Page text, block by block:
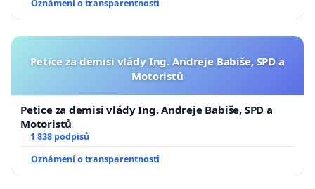
Oznámení o transparentnosti
Petice za demisi vlády Ing. Andreje Babiše, SPD a
Motoristů
Petice za demisi vlády Ing. Andreje Babiše, SPD a
Motoristů
1 838 podpisů
Oznámení o transparentnosti